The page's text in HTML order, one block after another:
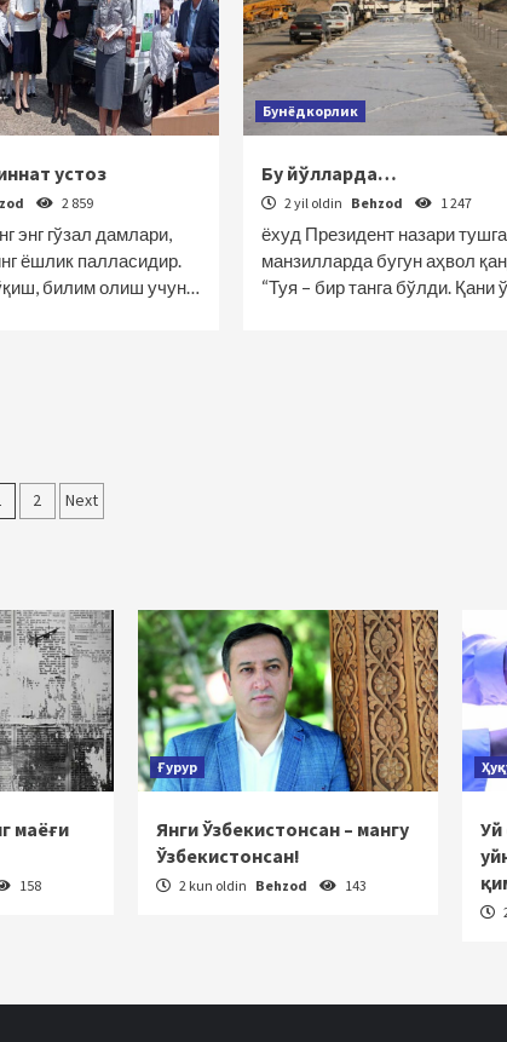
устоз
2 859
энг гўзал дамлари,
ёшлик палласидир.
билим олиш учун…
Бунёдкорлик
Бу йўлларда…
2 yil oldin Behzod 1 247
ёхуд Президент назари
манзилларда бугун аҳвол
“Туя – бир танга бўлди. Қани
2 Next
маёғи
158
Ғурур
Янги Ўзбекистонсан – мангу
Ўзбекистонсан!
2 kun oldin Behzod 143
Уй